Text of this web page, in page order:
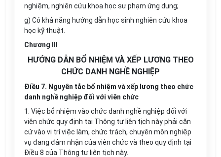
nghiệm, nghiên cứu khoa học sư phạm ứng dụng;
g) Có khả năng hướng dẫn học sinh nghiên cứu khoa
học kỹ thuật.
Chương III
HƯỚNG DẪN BỔ NHIỆM VÀ XẾP LƯƠNG THEO
CHỨC DANH NGHỀ NGHIỆP
Điều 7. Nguyên tắc bổ nhiệm và xếp lương theo chức
danh nghề nghiệp đối với viên chức
1. Việc bổ nhiệm vào chức danh nghề nghiệp đối với
viên chức quy định tại Thông tư liên tịch này phải căn
cứ vào vị trí việc làm, chức trách, chuyên môn nghiệp
vụ đang đảm nhận của viên chức và theo quy định tại
Điều 8 của Thông tư liên tịch này.